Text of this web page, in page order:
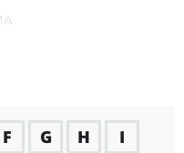
F G H
I